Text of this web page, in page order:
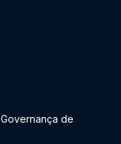
Governança de